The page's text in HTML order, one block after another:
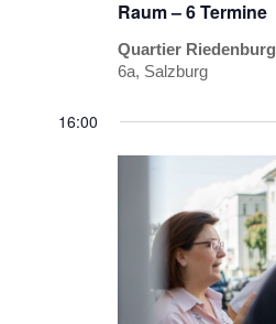
Raum – 6 Termine
Quartier Riedenburg
6a, Salzburg
16:00